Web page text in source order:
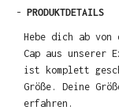
- PRODUKTDETAILS
Hebe dich ab
Cap aus unserer
ist komplett
Größe. Deine
erfahren.